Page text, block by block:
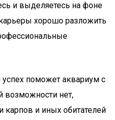
и выделяетесь на фоне
хорошо разложить
поможет аквариум с
нет,
карпов и иных обитателей